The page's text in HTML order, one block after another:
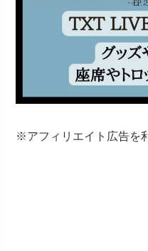
※アフィリエイト広告を